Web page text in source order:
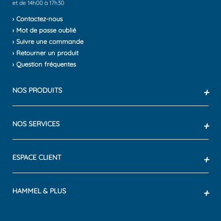
et de 14h00 à 17h30
› Contactez-nous
› Mot de passe oublié
› Suivre une commande
› Retourner un produit
› Question fréquentes
NOS PRODUITS +
NOS SERVICES +
ESPACE CLIENT +
HAMMEL & PLUS +